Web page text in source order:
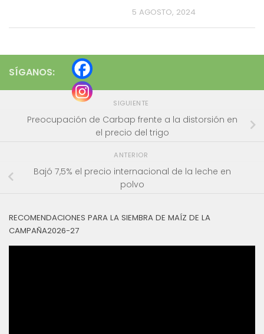
5 AGOSTO, 2024
SÍGANOS:
SIGUIENTE
Preocupación de Carbap frente a la distorsión en
el precio del trigo
ANTERIOR
Bajó 7,5% el precio internacional de la leche en
polvo
RECOMENDACIONES PARA LA SIEMBRA DE MAÍZ DE LA
CAMPAÑA2026-27